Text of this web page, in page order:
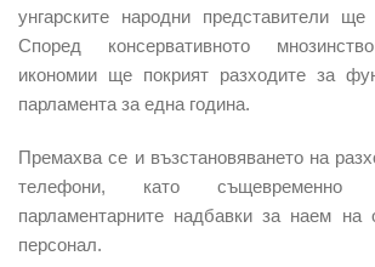
унгарските народни представители
Според консервативното
икономии ще покрият разходите за
парламента за една година.
Премахва се и възстановяването на
телефони, като същевременно
парламентарните надбавки за наем
персонал.